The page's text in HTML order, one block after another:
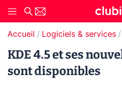
Accueil Logiciels & services
KDE 4.5 et ses
sont disponibles